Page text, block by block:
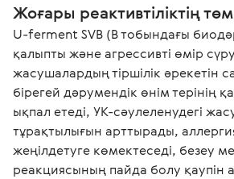
Жоғары реактивтіліктің
U-ferment SVB (В тобындағы
қалыпты және агрессивті өмір
жасушалардың тіршілік әрекетін
бірегей дәрумендік өнім терінің
ықпал етеді, УК-сәулеленудегі
тұрақтылығын арттырады,
жеңілдетуге көмектеседі, безеу
реакциясының пайда болу қаупін